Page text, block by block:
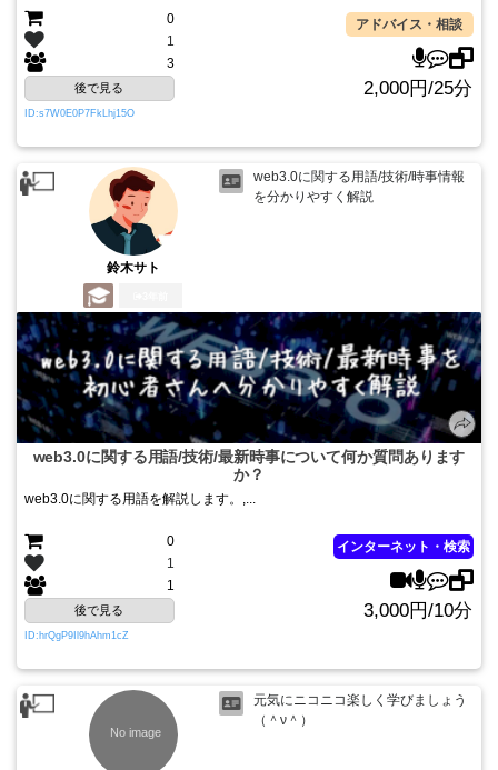
0
1
3
アドバイス・相談
後で見る 2,000円/25分
ID:s7W0E0P7FkLhj15O
鈴木サト
web3.0に関する用語/技術/時事情報
を分かりやすく解説
web3.0に関する用語/技術/最新時事について何か質問あります
か？
web3.0に関する用語を解説します。,...
0
1
1
インターネット・検索
後で見る 3,000円/10分
ID:hrQgP9Il9hAhm1cZ
元気にニコニコ楽しく学びましょう
（＾ν＾）